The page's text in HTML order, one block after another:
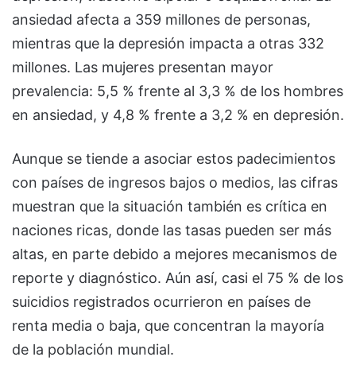
ansiedad afecta a 359 millones de personas,
mientras que la depresión impacta a otras 332
millones. Las mujeres presentan mayor
prevalencia: 5,5 % frente al 3,3 % de los hombres
en ansiedad, y 4,8 % frente a 3,2 % en depresión.
Aunque se tiende a asociar estos padecimientos
con países de ingresos bajos o medios, las cifras
muestran que la situación también es crítica en
naciones ricas, donde las tasas pueden ser más
altas, en parte debido a mejores mecanismos de
reporte y diagnóstico. Aún así, casi el 75 % de los
suicidios registrados ocurrieron en países de
renta media o baja, que concentran la mayoría
de la población mundial.